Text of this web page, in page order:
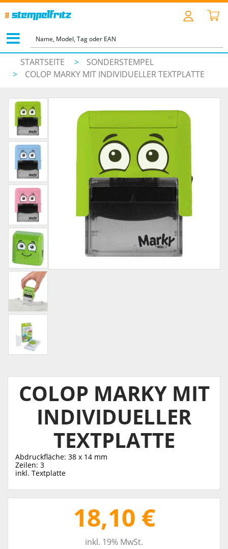
STARTSEITE >
SONDERSTEMPEL
>
COLOP MARKY MIT INDIVIDUELLER TEXTPLATTE
COLOP MARKY MIT
INDIVIDUELLER
TEXTPLATTE
Abdruckfläche: 38 x 14 mm
Zeilen: 3
inkl. Textplatte
18,10 €
inkl. 19% MwSt.